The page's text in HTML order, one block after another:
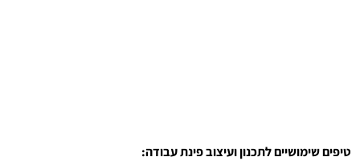
טיפים שימושיים לתכנון ועיצוב פינת עבודה: